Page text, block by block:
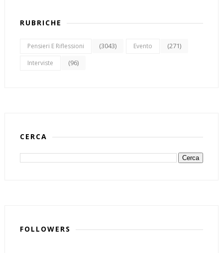
RUBRICHE
Pensieri E Riflessioni (3043) Evento (271)
Interviste (96)
CERCA
FOLLOWERS